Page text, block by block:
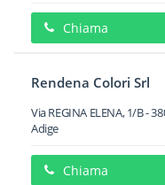
Chiama
Rendena Colori Srl
Via REGINA ELENA, 1/B-
Adige
Chiama